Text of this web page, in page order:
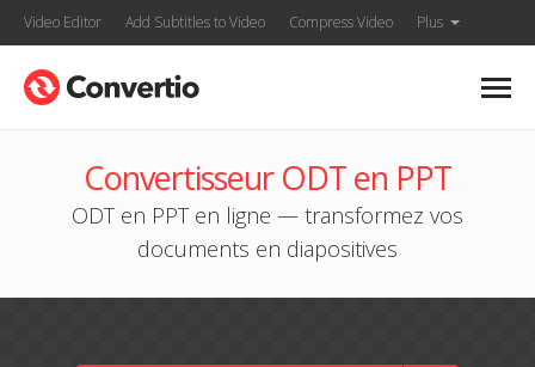
Video Editor Add Subtitles to Video Compress Video Plus
Convertisseur ODT en PPT
ODT en PPT en ligne — transformez vos
documents en diapositives